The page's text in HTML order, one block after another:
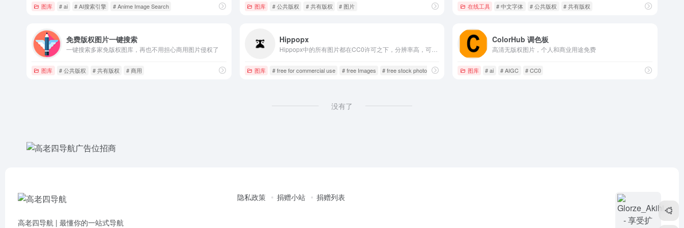
图库 # ai # AI搜索引擎 # Anime Image Search 图库 # 公共版权 # 共有版权 # 图片 在线工具 # 中文字体 # 公共版权 # 共有版权
免费版权图片一键搜索
一键搜索多家免版权图库，再也不用担心商用图片侵权了
图库 # 公共版权 # 共有版权 # 商用
Hippopx
Hippopx中的所有图片都在CC0许可之下，分辨率高，可免费用于商业和个人使用，不需要署名。
图库 # free for commercial use # free Images # free stock photos
ColorHub 调色板
高清无版权图片，个人和商业用途免费
图库 # ai # AIGC # CC0
没有了
高老四导航 | 最懂你的一站式导航
隐私政策 捐赠小站 捐赠列表